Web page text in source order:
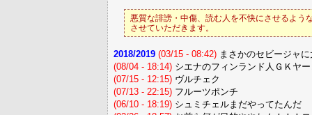
悪質な誹謗・中傷、読む人を不快にさせるよう
させていただきます。
2018/2019 (03/15 - 08:42) まさかのセビージャ
(08/04 - 18:14) シエナのフィンランド人ＧＫヤ
(07/15 - 12:15) ヴルチェク
(07/13 - 22:15) フルーツポンチ
(06/10 - 18:19) シュミチェルまだやってたんだ